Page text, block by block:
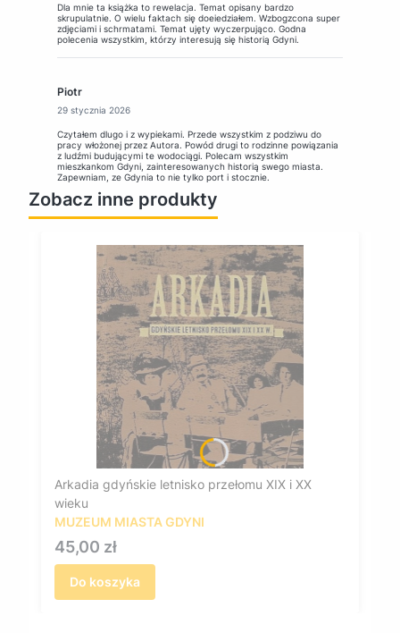
Dla mnie ta książka to rewelacja. Temat opisany bardzo
skrupulatnie. O wielu faktach się doeiedziałem. Wzbogzcona super
zdjęciami i schrmatami. Temat ujęty wyczerpująco. Godna
polecenia wszystkim, którzy interesują się historią Gdyni.
Piotr
29 stycznia 2026
Czytałem dlugo i z wypiekami. Przede wszystkim z podziwu do
pracy włożonej przez Autora. Powód drugi to rodzinne powiązania
z ludźmi budującymi te wodociągi. Polecam wszystkim
mieszkankom Gdyni, zainteresowanych historią swego miasta.
Zapewniam, ze Gdynia to nie tylko port i stocznie.
Zobacz inne produkty
Arkadia gdyńskie letnisko przełomu XIX i XX
wieku
MUZEUM MIASTA GDYNI
Cena
45,00 zł
Do koszyka